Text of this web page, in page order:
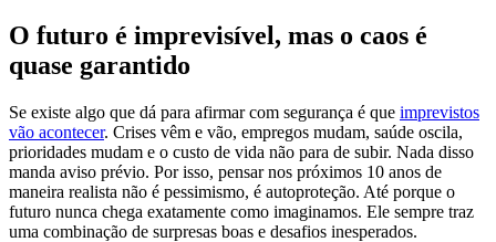
O futuro é imprevisível, mas o caos é
quase garantido
Se existe algo que dá para afirmar com segurança é que imprevistos
vão acontecer. Crises vêm e vão, empregos mudam, saúde oscila,
prioridades mudam e o custo de vida não para de subir. Nada disso
manda aviso prévio. Por isso, pensar nos próximos 10 anos de
maneira realista não é pessimismo, é autoproteção. Até porque o
futuro nunca chega exatamente como imaginamos. Ele sempre traz
uma combinação de surpresas boas e desafios inesperados.